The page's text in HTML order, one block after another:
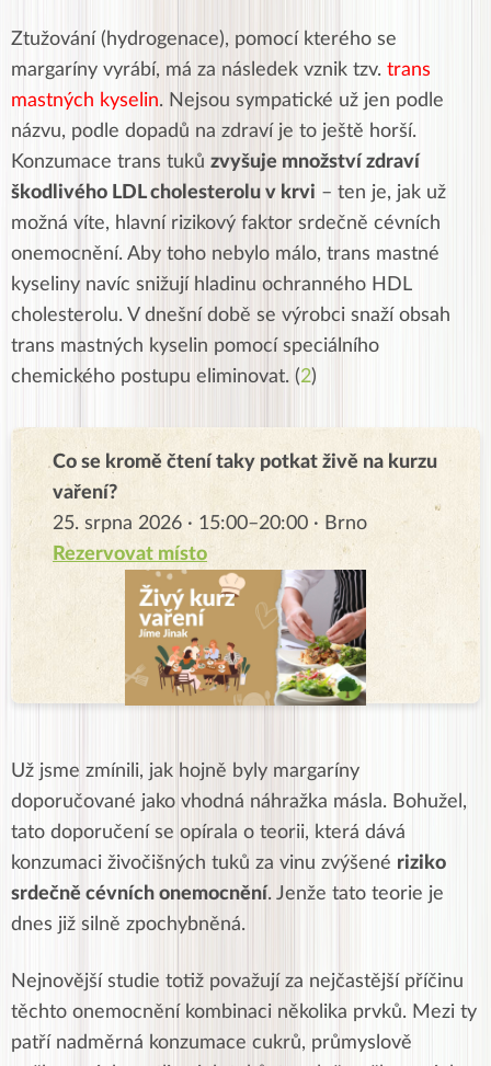
Ztužování (hydrogenace), pomocí kterého se
margaríny vyrábí, má za následek vznik tzv. trans
mastných kyselin. Nejsou sympatické už jen podle
názvu, podle dopadů na zdraví je to ještě horší.
Konzumace trans tuků zvyšuje množství zdraví
škodlivého LDL cholesterolu v krvi – ten je, jak už
možná víte, hlavní rizikový faktor srdečně cévních
onemocnění. Aby toho nebylo málo, trans mastné
kyseliny navíc snižují hladinu ochranného HDL
cholesterolu. V dnešní době se výrobci snaží obsah
trans mastných kyselin pomocí speciálního
chemického postupu eliminovat. (2)
Co se kromě čtení taky potkat živě na kurzu
vaření?
25. srpna 2026 · 15:00–20:00 · Brno
Rezervovat místo
Už jsme zmínili, jak hojně byly margaríny
doporučované jako vhodná náhražka másla. Bohužel,
tato doporučení se opírala o teorii, která dává
konzumaci živočišných tuků za vinu zvýšené riziko
srdečně cévních onemocnění. Jenže tato teorie je
dnes již silně zpochybněná.
Nejnovější studie totiž považují za nejčastější příčinu
těchto onemocnění kombinaci několika prvků. Mezi ty
patří nadměrná konzumace cukrů, průmyslově